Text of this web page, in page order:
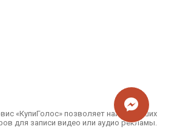
«КупиГолос» позволяет найти лучших
для записи видео или аудио рекламы.